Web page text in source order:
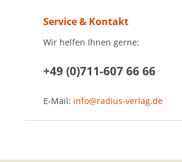
Service & Kontakt
Wir helfen Ihnen gerne:
+49 (0)711-607 66 66
E-Mail: info@radius-verlag.de